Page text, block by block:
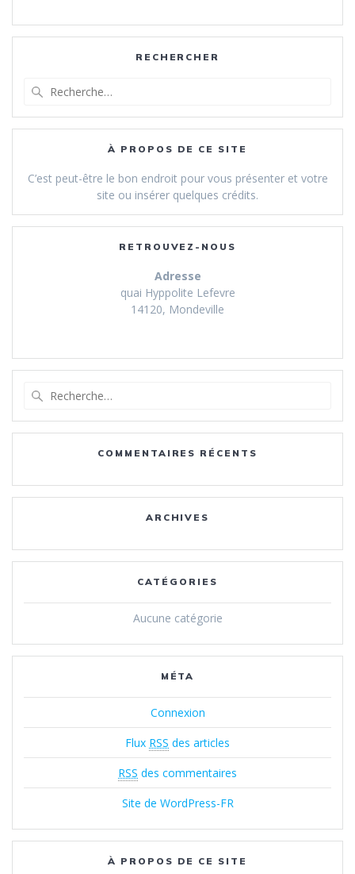
RECHERCHER
:
À PROPOS DE CE SITE
C’est peut-être le bon endroit pour vous présenter et votre
site ou insérer quelques crédits.
RETROUVEZ-NOUS
Adresse
quai Hyppolite Lefevre
14120, Mondeville
:
COMMENTAIRES RÉCENTS
ARCHIVES
CATÉGORIES
Aucune catégorie
MÉTA
Connexion
Flux RSS des articles
RSS des commentaires
Site de WordPress-FR
À PROPOS DE CE SITE